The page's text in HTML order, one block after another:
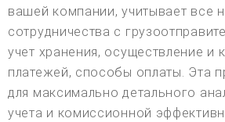
вашей компании, учитывает все
сотрудничества с
учет хранения, осуществление и
платежей, способы оплаты. Эта
для максимально детального
учета и комиссионной